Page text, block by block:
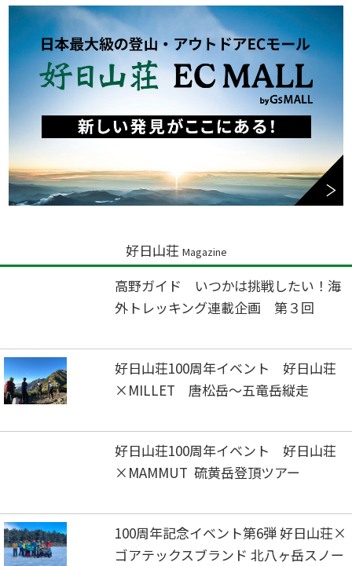
好日山荘 Magazine
高野ガイド いつかは挑戦したい！海
外トレッキング連載企画 第３回
好日山荘100周年イベント 好日山荘
×MILLET 唐松岳～五竜岳縦走
好日山荘100周年イベント 好日山荘
×MAMMUT 硫黄岳登頂ツアー
100周年記念イベント第6弾 好日山荘×
ゴアテックスブランド 北八ヶ岳スノー